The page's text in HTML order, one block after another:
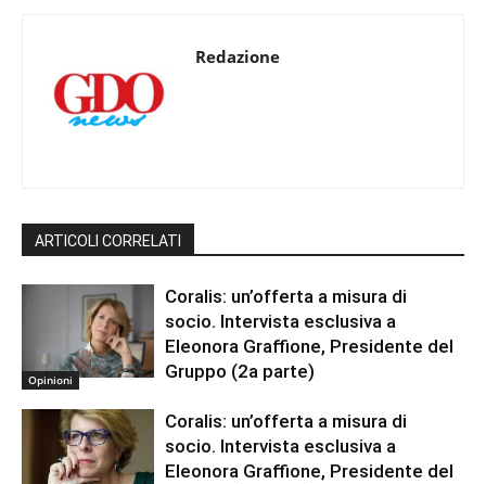
Redazione
ARTICOLI CORRELATI
Opinioni
Coralis: un’offerta a misura di
socio. Intervista esclusiva a
Eleonora Graffione, Presidente del
Gruppo (2a parte)
Coralis: un’offerta a misura di
socio. Intervista esclusiva a
Eleonora Graffione, Presidente del